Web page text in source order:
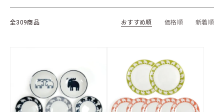
全309商品 おすすめ順 価格順 新着順